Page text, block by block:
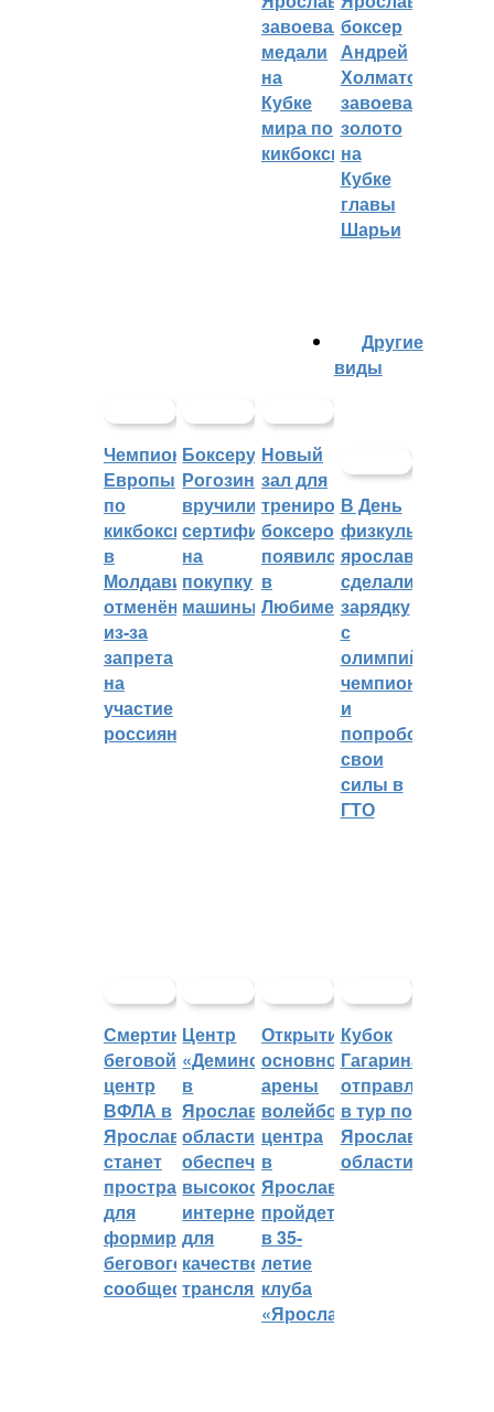
завоевали
медали
на
Кубке
мира по
кикбоксингу
боксер
Андрей
Холматов
завоевал
золото
на
Кубке
главы
Шарьи
Чемпионат
Европы
по
кикбоксингу
в
Молдавии
отменён
из-за
запрета
на
участие
россиян
Боксеру
Рогозину
вручили
сертификат
на
покупку
машины
Новый
зал для
тренировок
боксеров
появился
в
Любиме
Другие
виды
В День
физкультурника
ярославцы
сделали
зарядку
с
олимпийским
чемпионом
и
попробовали
свои
силы в
ГТО
Смертин:
беговой
центр
ВФЛА в
Ярославле
станет
пространством
для
формирования
бегового
сообщества
Центр
«Демино»
в
Ярославской
области
обеспечивают
высокоскоростным
интернетом
для
качественных
трансляций
Открытие
основной
арены
волейбольного
центра
в
Ярославле
пройдет
в 35-
летие
клуба
«Ярославич»
Кубок
Гагарина
отправляется
в тур по
Ярославской
области